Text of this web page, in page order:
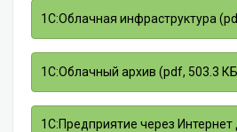
1С:Облачная инфраструктура
1С:Облачный архив (pdf, 503.3
1С:Предприятие через